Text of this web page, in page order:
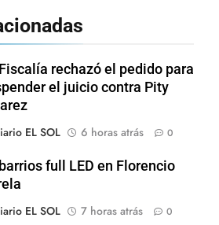
rechazó el pedido para
el juicio contra Pity
EL SOL
6 horas atrás 0
full LED en Florencio
EL SOL
7 horas atrás 0